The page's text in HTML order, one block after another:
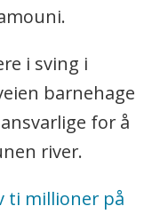
i sving i
barnehage
for å
river.
ti millioner på